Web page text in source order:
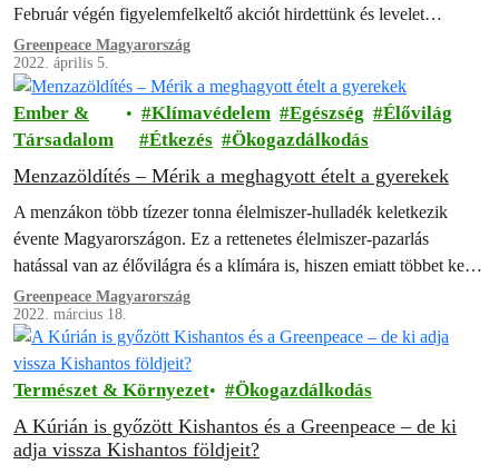
Február végén figyelemfelkeltő akciót hirdettünk és levelet
küldtünk az iskoláknak, óvodáknak, hogy…
Greenpeace Magyarország
2022. április 5.
Ember &
Társadalom
Klímavédelem Egészség
Élővilág
Étkezés
Ökogazdálkodás
Menzazöldítés – Mérik a meghagyott ételt a gyerekek
A menzákon több tízezer tonna élelmiszer-hulladék keletkezik
évente Magyarországon. Ez a rettenetes élelmiszer-pazarlás
hatással van az élővilágra és a klímára is, hiszen emiatt többet kell
termelni és feleslegesen megsemmisíteni, így…
Greenpeace Magyarország
2022. március 18.
Természet & Környezet Ökogazdálkodás
A Kúrián is győzött Kishantos és a Greenpeace – de ki
adja vissza Kishantos földjeit?